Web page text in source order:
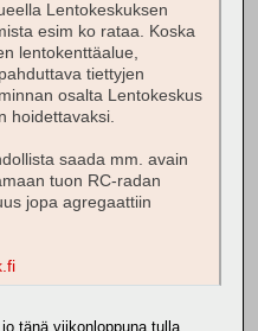
Lentokeskuksen
esim ko rataa. Koska
lentokenttäalue,
tiettyjen
osalta Lentokeskus
hoidettavaksi.
saada mm. avain
tuon RC-radan
jopa agregaattiin
tänä viikonloppuna tulla